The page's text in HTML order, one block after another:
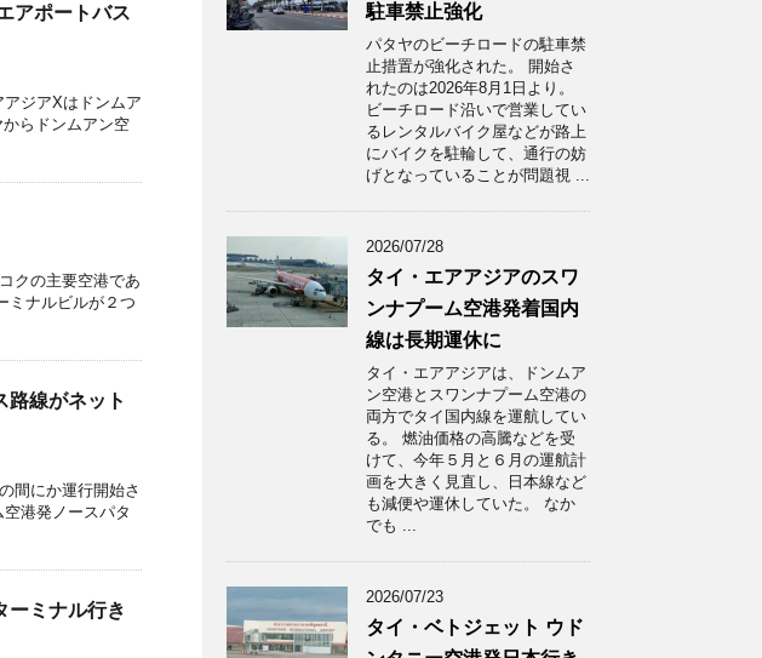
アポートバス
ジアXはドンムア
らドンムアン空
クの主要空港であ
ミナルビルが２つ
路線がネット
間にか運行開始さ
港発ノースパタ
ーミナル行き
駐車禁止強化
パタヤのビーチロードの駐車禁
止措置が強化された。 開始さ
れたのは2026年8月1日より。
ビーチロード沿いで営業してい
るレンタルバイク屋などが路上
にバイクを駐輪して、通行の妨
げとなっていることが問題視 ...
2026/07/28
タイ・エアアジアのスワ
ンナプーム空港発着国内
線は長期運休に
タイ・エアアジアは、ドンムア
ン空港とスワンナプーム空港の
両方でタイ国内線を運航してい
る。 燃油価格の高騰などを受
けて、今年５月と６月の運航計
画を大きく見直し、日本線など
も減便や運休していた。 なか
でも ...
2026/07/23
タイ・ベトジェット ウド